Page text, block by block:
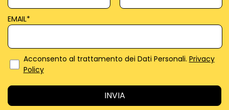
EMAIL*
Acconsento al trattamento dei Dati Personali. Privacy
Policy